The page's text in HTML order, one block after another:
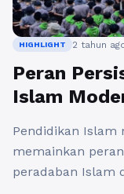
HIGHLIGHT 2 tahun
Peran
Islam
Pendidikan Islam
memainkan
peradaban Islam